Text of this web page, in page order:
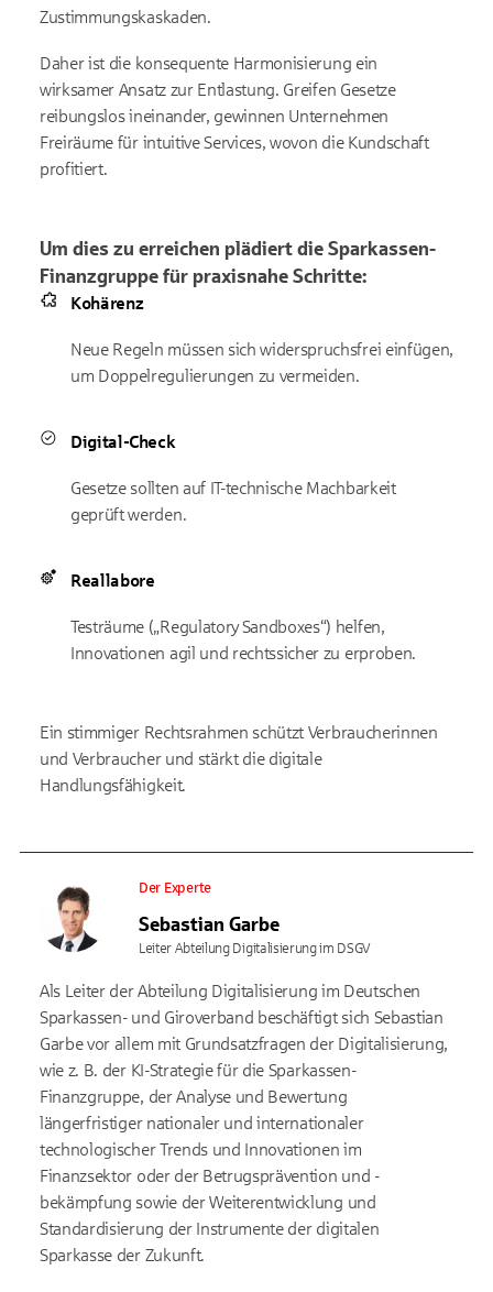
Zustimmungskaskaden.
Daher ist die konsequente Harmonisierung ein
wirksamer Ansatz zur Entlastung. Greifen Gesetze
reibungslos ineinander, gewinnen Unternehmen
Freiräume für intuitive Services, wovon die Kundschaft
profitiert.
Um dies zu erreichen plädiert die Sparkassen-
Finanzgruppe für praxisnahe Schritte:
Kohärenz
Neue Regeln müssen sich widerspruchsfrei einfügen,
um Doppelregulierungen zu vermeiden.
Digital-Check
Gesetze sollten auf IT-technische Machbarkeit
geprüft werden.
Reallabore
Testräume („Regulatory Sandboxes“) helfen,
Innovationen agil und rechtssicher zu erproben.
Ein stimmiger Rechtsrahmen schützt Verbraucherinnen
und Verbraucher und stärkt die digitale
Handlungsfähigkeit.
Der Experte
Sebastian Garbe
Leiter Abteilung Digitalisierung im DSGV
Als Leiter der Abteilung Digitalisierung im Deutschen
Sparkassen- und Giroverband beschäftigt sich Sebastian
Garbe vor allem mit Grundsatzfragen der Digitalisierung,
wie z. B. der KI-Strategie für die Sparkassen-
Finanzgruppe, der Analyse und Bewertung
längerfristiger nationaler und internationaler
technologischer Trends und Innovationen im
Finanzsektor oder der Betrugsprävention und -
bekämpfung sowie der Weiterentwicklung und
Standardisierung der Instrumente der digitalen
Sparkasse der Zukunft.